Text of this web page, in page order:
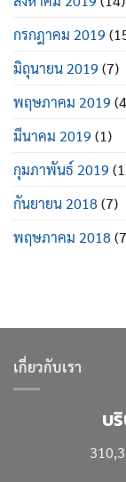
กรกฎาคม 2019
มิถุนายน 2019 (7)
พฤษภาคม 2019
มีนาคม 2019 (1)
กุมภาพันธ์ 2019
กันยายน 2018(7)
พฤษภาคม 2018
เกี่ยวกับเรา
บ